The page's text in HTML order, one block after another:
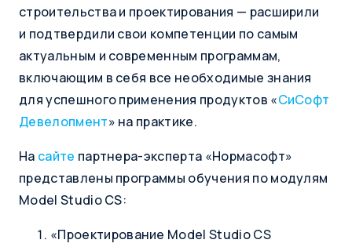
строительства и проектирования — расширили
и подтвердили свои компетенции по самым
актуальным и современным программам,
включающим в себя все необходимые знания
для успешного применения продуктов «СиСофт
Девелопмент» на практике.
На сайте партнера-эксперта «Нормасофт»
представлены программы обучения по модулям
Model Studio CS:
«Проектирование Model Studio CS